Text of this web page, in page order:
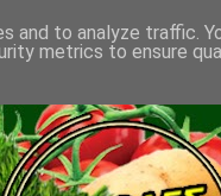
to analyze traffic.
metrics to ensure